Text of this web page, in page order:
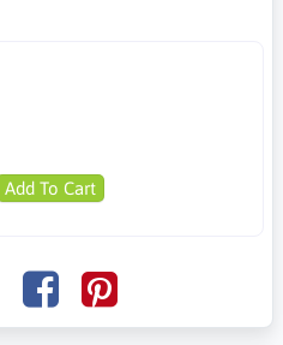
Add To Cart